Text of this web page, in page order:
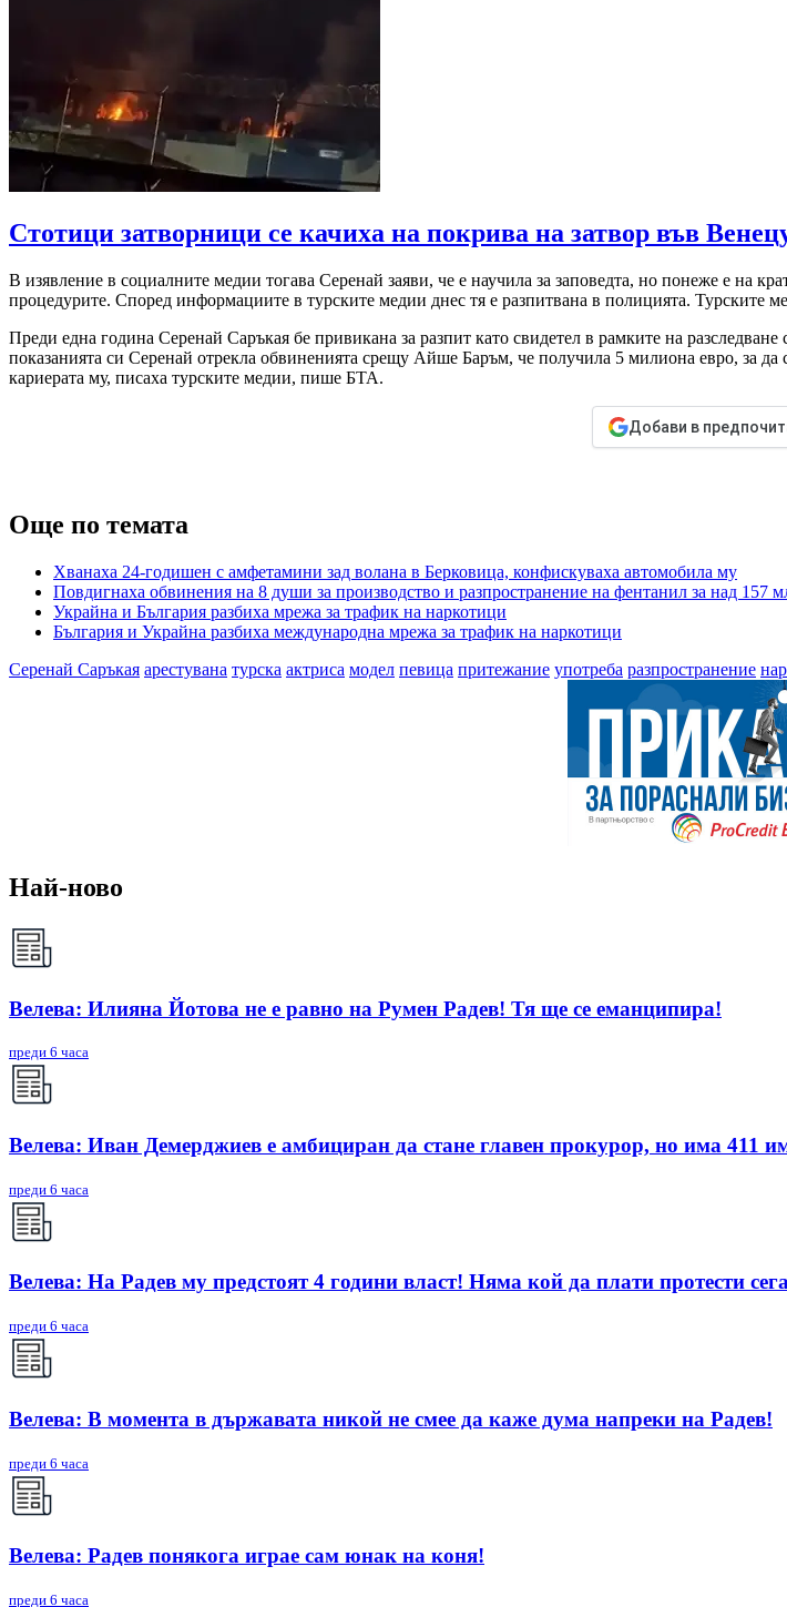
Стотици затворници се качиха на покрива на затвор във
В изявление в социалните медии тогава Серенай заяви, че е научила за заповедта, но понеже е на
процедурите. Според информациите в турските медии днес тя е разпитвана в полицията. Турските
Преди една година Серенай Саръкая бе привикана за разпит като свидетел в рамките на
показанията си Серенай отрекла обвиненията срещу Айше Баръм, че получила 5 милиона евро, за
кариерата му, писаха турските медии, пише БТА.
Добави в
Още по темата
Хванаха 24-годишен с амфетамини зад волана в Берковица, конфискуваха автомобила му
Повдигнаха обвинения на 8 души за производство и разпространение на фентанил за над 157
Украйна и България разбиха мрежа за трафик на наркотици
България и Украйна разбиха международна мрежа за трафик на наркотици
Серенай Саръкая арестувана турска актриса модел певица притежание употреба разпространение
Най-ново
Велева: Илияна Йотова не е равно на Румен Радев! Тя ще се еманципира!
преди 6 часа
Велева: Иван Демерджиев е амбициран да стане главен прокурор, но има 411
преди 6 часа
Велева: На Радев му предстоят 4 години власт! Няма кой да плати протести
преди 6 часа
Велева: В момента в държавата никой не смее да каже дума напреки на Радев!
преди 6 часа
Велева: Радев понякога играе сам юнак на коня!
преди 6 часа